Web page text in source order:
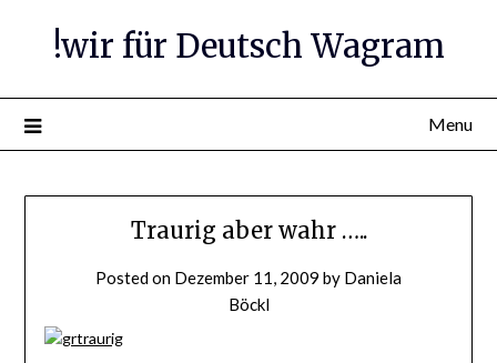
!wir für Deutsch Wagram
Menu
Traurig aber wahr …..
Posted on Dezember 11, 2009 by Daniela
Böckl